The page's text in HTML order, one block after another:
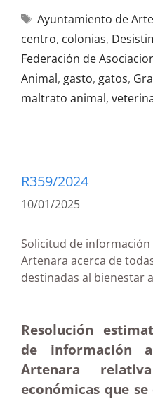
Ayuntamiento de
centro, colonias,
Federación de
Animal, gasto, gatos,
maltrato animal,
R359/2024
10/01/2025
Solicitud de
Artenara acerca de
destinadas al
Resolución
de información
Artenara
económicas que